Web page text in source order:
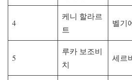
4
케니 할라르
트
벨기
5
루카 보조비
치
세르